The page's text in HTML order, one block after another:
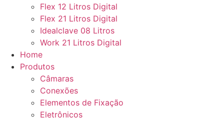
Flex 12 Litros Digital
Flex 21 Litros Digital
Idealclave 08 Litros
Work 21 Litros Digital
Home
Produtos
Câmaras
Conexões
Elementos de Fixação
Eletrônicos